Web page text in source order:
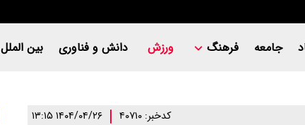
جامعه فرهنگ ورزش دانش و فناوری بین الملل
کدخبر: ۴۰۷۱۰ ۱۴۰۴/۰۴/۲۶ ۱۳:۱۵